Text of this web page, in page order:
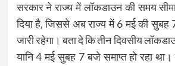
सरकार ने राज्य में लॉकडाउन की समय
दिया है, जिससे अब राज्य में 6 मई की
जारी रहेगा। बता दे कि तीन दिवसीय
यानि 4 मई सुबह 7 बजे समाप्त हो रहा